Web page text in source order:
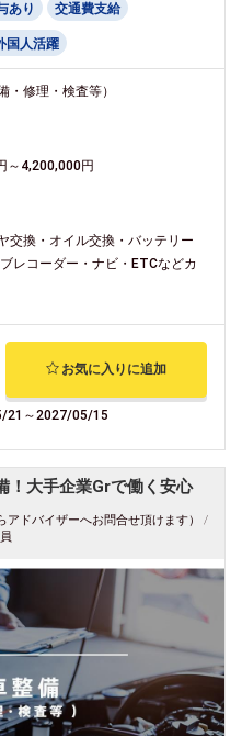
あり 交通費支給
国人活躍
・修理・検査等）
～4,200,000円
交換・オイル交換・バッテリー
レコーダー・ナビ・ETCなどカ
お気に入りに追加
21～2027/05/15
！大手企業Grで働く安心
アドバイザーへお問合せ頂けます） /